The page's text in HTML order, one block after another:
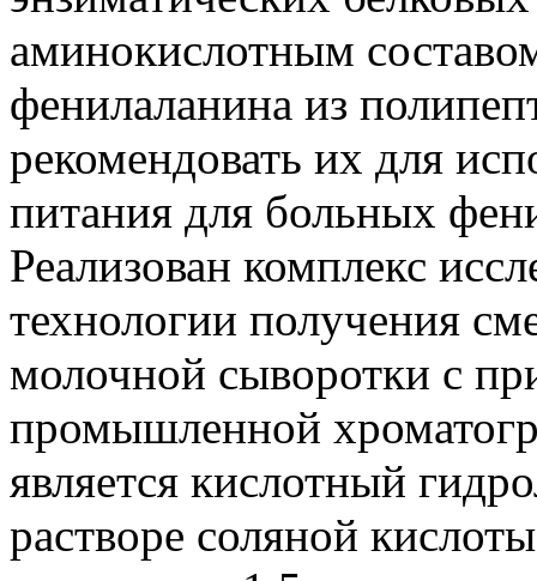
аминокислотным
фенилаланина из
рекомендовать их для
питания для больных
Реализован комплекс
технологии получения
молочной сыворотки с
промышленной
является кислотный
растворе соляной